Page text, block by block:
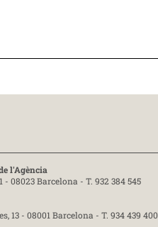
l'Agència
- 08023 Barcelona - T. 932 384 545
13 - 08001 Barcelona - T. 934 439 400